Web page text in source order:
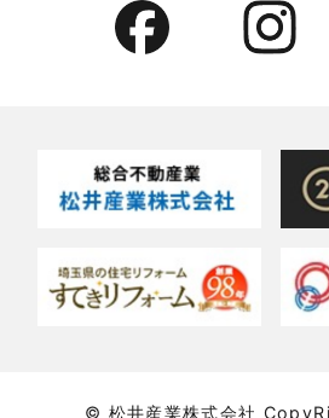
貸倉庫・その他
貸店舗活用事例
賃貸物件
賃貸用マンション・アパート
2022年6月
2022年3月
2022年2月
© 松井産業株式会社